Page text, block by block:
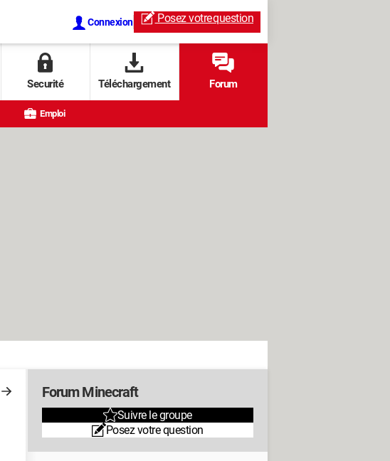
Connexion Posez votrequestion
Securité Téléchargement Forum
Emploi
Forum Minecraft
Suivre le groupe
Posez votre question